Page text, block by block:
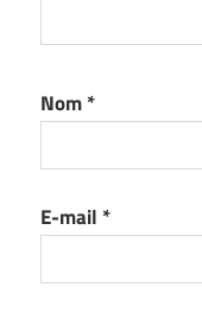
Nom*
E-mail *